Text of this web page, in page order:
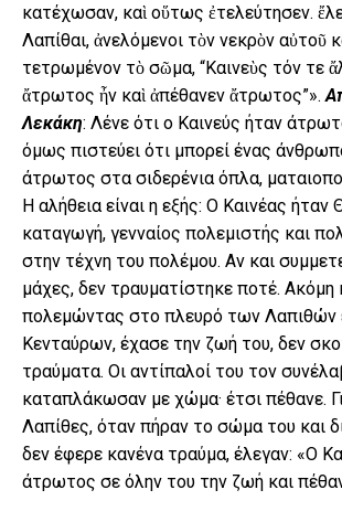
κατέχωσαν, καὶ οὕτως ἐτελεύτησεν.
Λαπίθαι, ἀνελόμενοι τὸν νεκρὸν αὐτοῦ
τετρωμένον τὸ σῶμα, “Καινεὺς τόν τε
ἄτρωτος ἦν καὶ ἀπέθανεν ἄτρωτος”».
Λεκάκη: Λένε ότι ο Καινεύς ήταν
όμως πιστεύει ότι μπορεί ένας
άτρωτος στα σιδερένια όπλα,
Η αλήθεια είναι η εξής: Ο Καινέας
καταγωγή, γενναίος πολεμιστής και
στην τέχνη του πολέμου. Αν και
μάχες, δεν τραυματίστηκε ποτέ. Ακόμη
πολεμώντας στο πλευρό των Λαπιθών
Κενταύρων, έχασε την ζωή του, δεν
τραύματα. Οι αντίπαλοί του τον
καταπλάκωσαν με χώμα· έτσι πέθανε.
Λαπίθες, όταν πήραν το σώμα του και
δεν έφερε κανένα τραύμα, έλεγαν: «Ο
άτρωτος σε όλην του την ζωή και